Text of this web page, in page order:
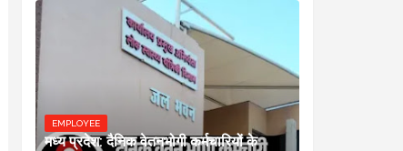
EMPLOYEE
मध्य प्रदेश: दैनिक वेतनभोगी कर्मचारियों के